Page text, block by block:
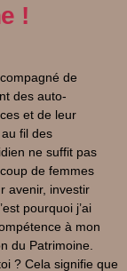
!
de
des auto-
et de leur
fil des
ne suffit pas
de femmes
avenir, investir
pourquoi j’ai
à mon
du Patrimoine.
? Cela signifie que